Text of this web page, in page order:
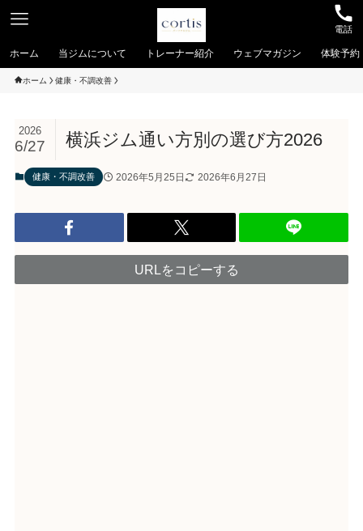
電話
ホーム 当ジムについて トレーナー紹介 ウェブマガジン 体験予約
ホーム 健康・不調改善
横浜ジム通い方別の選び方2026
2026
6/27
健康・不調改善 2026年5月25日 2026年6月27日
URLをコピーする